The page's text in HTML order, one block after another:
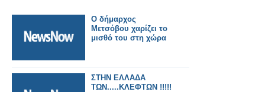
Ο δήμαρχος
Μετσόβου χαρίζει το
μισθό του στη χώρα
ΣΤΗΝ ΕΛΛΑΔΑ
ΤΩΝ.....ΚΛΕΦΤΩΝ !!!!!